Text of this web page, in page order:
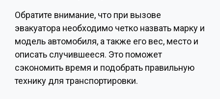
Обратите внимание, что при вызове
эвакуатора необходимо четко назвать марку и
модель автомобиля, а также его вес, место и
описать случившееся. Это поможет
сэкономить время и подобрать правильную
технику для транспортировки.